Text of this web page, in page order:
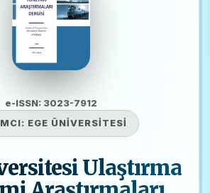
e-ISSN: 3023-7912
EGE ÜNİVERSİTESİ
Ulaştırma